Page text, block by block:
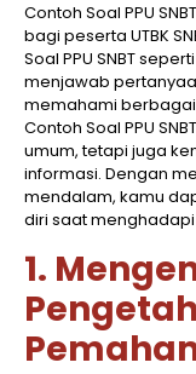
Contoh Soal PPU
bagi peserta UTBK
Soal PPU SNBT
menjawab
memahami
Contoh Soal PPU
umum, tetapi juga
informasi. Dengan
mendalam, kamu
diri saat
1.